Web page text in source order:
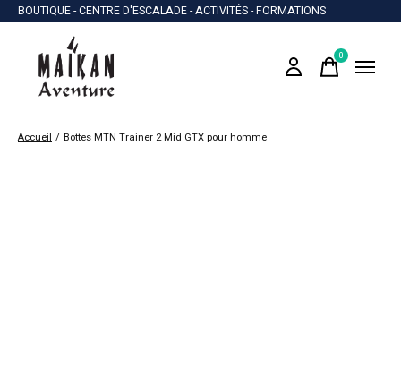
BOUTIQUE - CENTRE D'ESCALADE - ACTIVITÉS - FORMATIONS
0items
Accueil / Bottes MTN Trainer 2 Mid GTX pour homme